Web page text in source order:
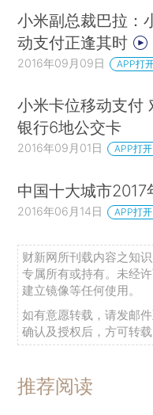
小米副总裁巴拉：
动支付正逢其时
2016年09月09日 APP打
小米卡位移动支付
银行6地公交卡
2016年09月01日 APP打开
中国十大城市
2016年06月14日 APP打开
财新网所刊载内容之知
专属所有或持有。未经
建立镜像等任何使用。
如有意愿转载，请发邮
确认及授权后，方可转载
推荐阅读